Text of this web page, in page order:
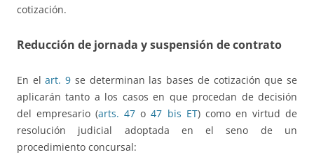
cotización.
Reducción de jornada y suspensión de contrato
En elart. 9 se determinan las bases de cotización que se
aplicarán tanto a los casos en que procedan de decisión
del empresario (arts. 47 o47 bis ET) como en virtud de
resolución judicial adoptada en el seno de un
procedimiento concursal: